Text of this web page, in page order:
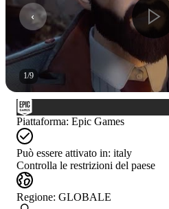
1/9
Piattaforma: Epic Games
Può essere attivato in: italy
Controlla le restrizioni del paese
Regione: GLOBALE